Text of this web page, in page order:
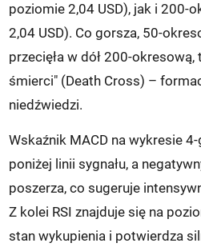
poziomie 2,04 USD), jak i 200-
2,04 USD). Co gorsza, 50-
przecięła w dół 200-
śmierci" (Death Cross) –
niedźwiedzi.
Wskaźnik MACD na wykresie
poniżej linii sygnału, a
poszerza, co sugeruje
Z kolei RSI znajduje się na
stan wykupienia i potwierdza